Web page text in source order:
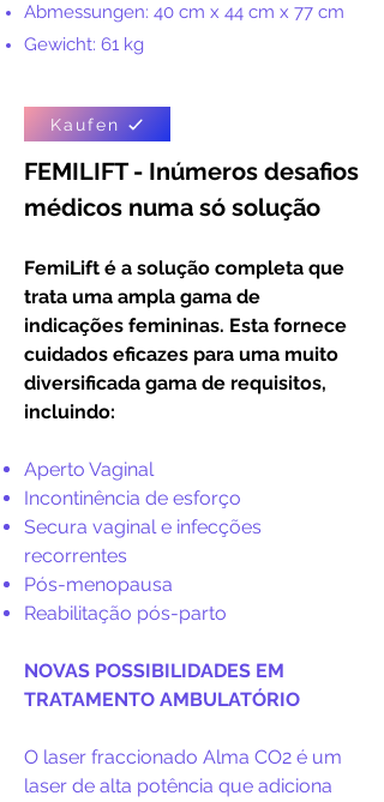
Abmessungen: 40 cm x 44 cm x 77 cm
Gewicht: 61 kg
Kaufen
FEMILIFT - Inúmeros desafios
médicos numa só solução
FemiLift é a solução completa que
trata uma ampla gama de
indicações femininas. Esta fornece
cuidados eficazes para uma muito
diversificada gama de requisitos,
incluindo:
Aperto Vaginal
Incontinência de esforço
Secura vaginal e infecções
recorrentes
Pós-menopausa
Reabilitação pós-parto
NOVAS POSSIBILIDADES EM
TRATAMENTO AMBULATÓRIO
O laser fraccionado Alma CO2 é um
laser de alta potência que adiciona